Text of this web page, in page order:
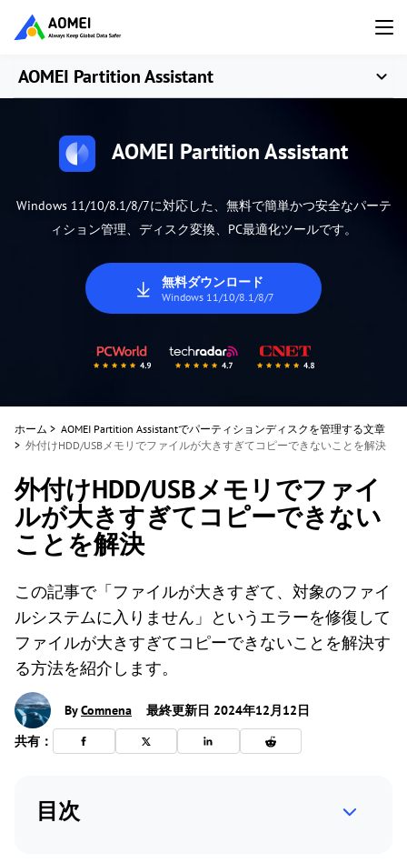
AOMEI Partition Assistant
AOMEI Partition Assistant
Windows 11/10/8.1/8/7に対応した、無料で簡単かつ安全なパーテ
ィション管理、ディスク変換、PC最適化ツールです。
無料ダウンロード
Windows 11/10/8.1/8/7
ホーム > AOMEI Partition Assistantでパーティションディスクを管理する文章
> 外付けHDD/USBメモリでファイルが大きすぎてコピーできないことを解決
外付けHDD/USBメモリでファイ
ルが大きすぎてコピーできない
ことを解決
この記事で「ファイルが大きすぎて、対象のファイ
ルシステムに入りません」というエラーを修復して
ファイルが大きすぎてコピーできないことを解決す
る方法を紹介します。
ByComnena
最終更新日 2024年12月12日
共有：
目次